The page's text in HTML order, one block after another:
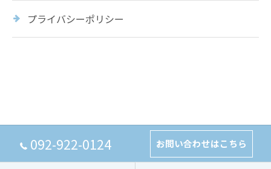
プライバシーポリシー
092-922-0124 お問い合わせはこちら